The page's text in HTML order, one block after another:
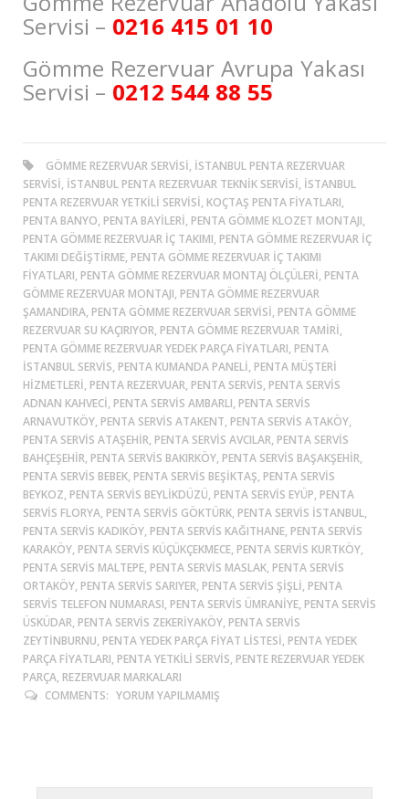
Servisi – 0216 415 01 10
Gömme Rezervuar Avrupa Yakası
Servisi – 0212 544 88 55
GÖMME REZERVUAR SERVISI, ISTANBUL PENTA REZERVUAR
SERVISI, ISTANBUL PENTA REZERVUAR TEKNIK SERVISI, ISTANBUL
PENTA REZERVUAR YETKILI SERVISI, KOÇTAŞ PENTA FIYATLARI,
PENTA BANYO, PENTA BAYILERI, PENTA GÖMME KLOZET MONTAJI,
PENTA GÖMME REZERVUAR İÇ TAKIMI, PENTA GÖMME REZERVUAR İÇ
TAKIMI DEĞIŞTIRME, PENTA GÖMME REZERVUAR İÇ TAKIMI
FIYATLARI, PENTA GÖMME REZERVUAR MONTAJ ÖLÇÜLERI, PENTA
GÖMME REZERVUAR MONTAJI, PENTA GÖMME REZERVUAR
ŞAMANDIRA, PENTA GÖMME REZERVUAR SERVISI, PENTA GÖMME
REZERVUAR SU KAÇIRIYOR, PENTA GÖMME REZERVUAR TAMIRI,
PENTA GÖMME REZERVUAR YEDEK PARÇA FIYATLARI, PENTA
ISTANBUL SERVIS, PENTA KUMANDA PANELI, PENTA MÜŞTERI
HIZMETLERI, PENTA REZERVUAR, PENTA SERVIS, PENTA SERVIS
ADNAN KAHVECI, PENTA SERVIS AMBARLI, PENTA SERVIS
ARNAVUTKÖY, PENTA SERVIS ATAKENT, PENTA SERVIS ATAKÖY,
PENTA SERVIS ATAŞEHIR, PENTA SERVIS AVCILAR, PENTA SERVIS
BAHÇEŞEHIR, PENTA SERVIS BAKIRKÖY, PENTA SERVIS BAŞAKŞEHIR,
PENTA SERVIS BEBEK, PENTA SERVIS BEŞIKTAŞ, PENTA SERVIS
BEYKOZ, PENTA SERVIS BEYLIKDÜZÜ, PENTA SERVIS EYÜP, PENTA
SERVIS FLORYA, PENTA SERVIS GÖKTÜRK, PENTA SERVIS ISTANBUL,
PENTA SERVIS KADIKÖY, PENTA SERVIS KAĞITHANE, PENTA SERVIS
KARAKÖY, PENTA SERVIS KÜÇÜKÇEKMECE, PENTA SERVIS KURTKÖY,
PENTA SERVIS MALTEPE, PENTA SERVIS MASLAK, PENTA SERVIS
ORTAKÖY, PENTA SERVIS SARIYER, PENTA SERVIS ŞIŞLI, PENTA
SERVIS TELEFON NUMARASI, PENTA SERVIS ÜMRANIYE, PENTA SERVIS
ÜSKÜDAR, PENTA SERVIS ZEKERIYAKÖY, PENTA SERVIS
ZEYTINBURNU, PENTA YEDEK PARÇA FIYAT LISTESI, PENTA YEDEK
PARÇA FIYATLARI, PENTA YETKILI SERVIS, PENTE REZERVUAR YEDEK
PARÇA, REZERVUAR MARKALARI
COMMENTS: YORUM YAPILMAMIŞ